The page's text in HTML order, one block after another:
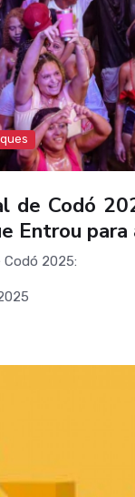
de Codó
Entrou
Codó 2025: